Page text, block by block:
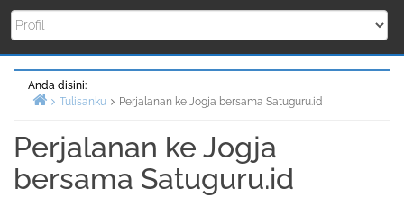
Anda disini:
Tulisanku Perjalanan ke Jogja bersama Satuguru.id
Perjalanan ke Jogja
bersama Satuguru.id